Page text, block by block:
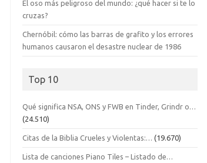
El oso más peligroso del mundo: ¿qué hacer si te lo
cruzas?
Chernóbil: cómo las barras de grafito y los errores
humanos causaron el desastre nuclear de 1986
Top 10
Qué significa NSA, ONS y FWB en Tinder, Grindr o…
(24.510)
Citas de la Biblia Crueles y Violentas:… (19.670)
Lista de canciones Piano Tiles – Listado de…